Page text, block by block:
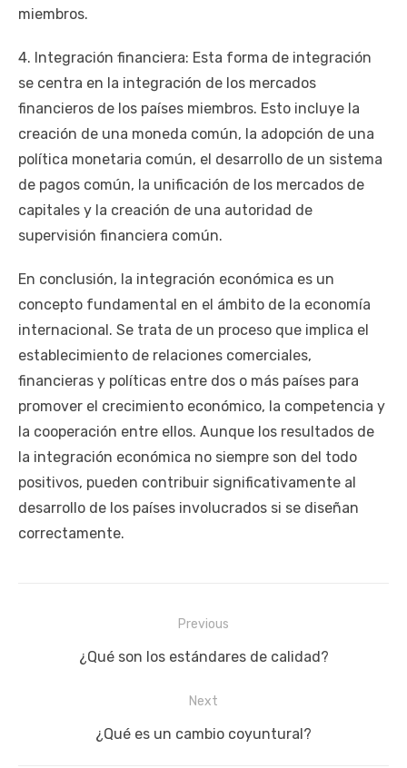
miembros.
4. Integración financiera: Esta forma de integración
se centra en la integración de los mercados
financieros de los países miembros. Esto incluye la
creación de una moneda común, la adopción de una
política monetaria común, el desarrollo de un sistema
de pagos común, la unificación de los mercados de
capitales y la creación de una autoridad de
supervisión financiera común.
En conclusión, la integración económica es un
concepto fundamental en el ámbito de la economía
internacional. Se trata de un proceso que implica el
establecimiento de relaciones comerciales,
financieras y políticas entre dos o más países para
promover el crecimiento económico, la competencia y
la cooperación entre ellos. Aunque los resultados de
la integración económica no siempre son del todo
positivos, pueden contribuir significativamente al
desarrollo de los países involucrados si se diseñan
correctamente.
Previous
Previous
¿Qué son los estándares de calidad?
Next
Next
¿Qué es un cambio coyuntural?